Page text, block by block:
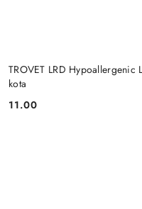
TROVET LRD
kota
Cena:
11.00